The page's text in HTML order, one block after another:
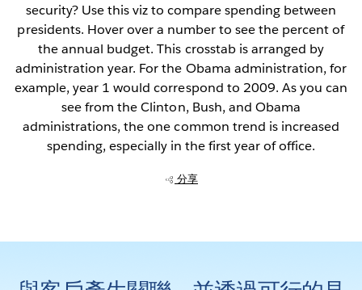
security? Use this viz to compare spending between
presidents. Hover over a number to see the percent of
the annual budget. This crosstab is arranged by
administration year. For the Obama administration, for
example, year 1 would correspond to 2009. As you can
see from the Clinton, Bush, and Obama
administrations, the one common trend is increased
spending, especially in the first year of office.
分享